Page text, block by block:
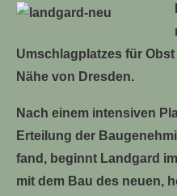
Umschlagplatzes für
Nähe von Dresden.
Nach einem intensiven
Erteilung der
fand, beginnt Landgard
mit dem Bau des neuen,